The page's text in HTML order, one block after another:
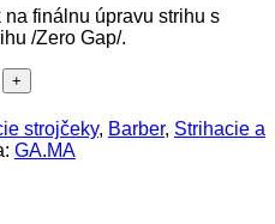
finálnu úpravu strihu s
/Zero Gap/.
strojčeky, Barber, Strihacie a
GA.MA